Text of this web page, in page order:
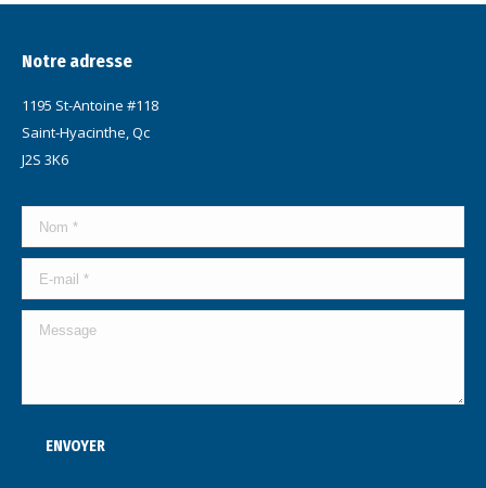
Notre adresse
1195 St-Antoine #118
Saint-Hyacinthe, Qc
J2S 3K6
Nom *
E-mail *
Message
ENVOYER